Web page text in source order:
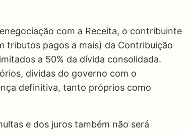
com a Receita, o contribuinte
tributos pagos a mais) da Contribuição
a 50% da dívida consolidada.
dívidas do governo com o
definitiva, tanto próprios como
e dos juros também não será